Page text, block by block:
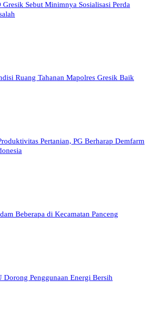
Sebut Minimnya Sosialisasi Perda
Ruang Tahanan Mapolres Gresik Baik
Pertanian, PG Berharap Demfarm
Beberapa di Kecamatan Panceng
Dorong Penggunaan Energi Bersih